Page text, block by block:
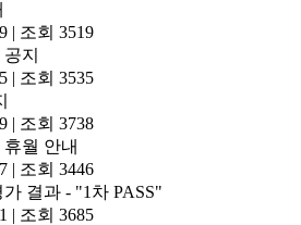
| 조회 3519
지
| 조회 3535
| 조회 3738
월 안내
| 조회 3446
결과 - "1차 PASS"
| 조회 3685